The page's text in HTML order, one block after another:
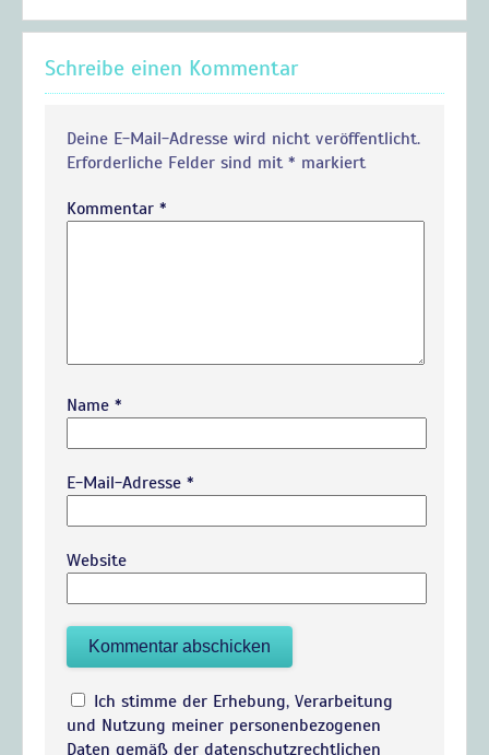
Schreibe einen Kommentar
Deine E-Mail-Adresse wird nicht veröffentlicht.
Erforderliche Felder sind mit * markiert
Kommentar *
Name *
E-Mail-Adresse *
Website
Ich stimme der Erhebung, Verarbeitung
und Nutzung meiner personenbezogenen
Daten gemäß der datenschutzrechtlichen